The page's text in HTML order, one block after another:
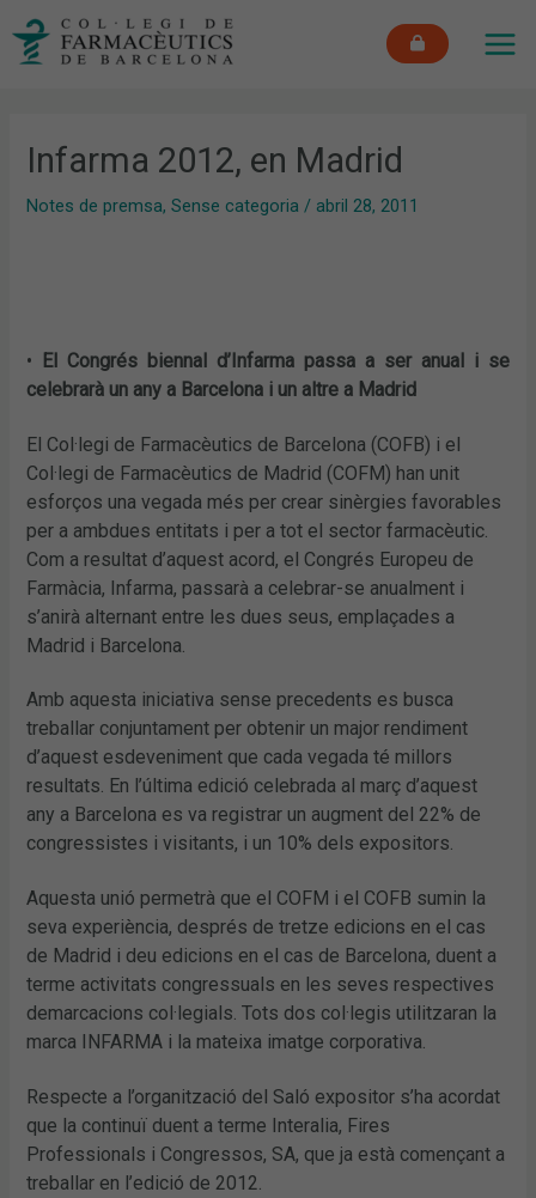
Infarma 2012, en Madrid
Notes de premsa,Sense categoria / abril 28, 2011
•
El Congrés biennal d’Infarma passa a ser anual i se
celebrarà un any a Barcelona i un altre a Madrid
El Col·legi de Farmacèutics de Barcelona (COFB) i el
Col·legi de Farmacèutics de Madrid (COFM) han unit
esforços una vegada més per crear sinèrgies favorables
per a ambdues entitats i per a tot el sector farmacèutic.
Com a resultat d’aquest acord, el Congrés Europeu de
Farmàcia, Infarma, passarà a celebrar-se anualment i
s’anirà alternant entre les dues seus, emplaçades a
Madrid i Barcelona.
Amb aquesta iniciativa sense precedents es busca
treballar conjuntament per obtenir un major rendiment
d’aquest esdeveniment que cada vegada té millors
resultats. En l’última edició celebrada al març d’aquest
any a Barcelona es va registrar un augment del 22% de
congressistes i visitants, i un 10% dels expositors.
Aquesta unió permetrà que el COFM i el COFB sumin la
seva experiència, després de tretze edicions en el cas
de Madrid i deu edicions en el cas de Barcelona, duent a
terme activitats congressuals en les seves respectives
demarcacions col·legials. Tots dos col·legis utilitzaran la
marca INFARMA i la mateixa imatge corporativa.
Respecte a l’organització del Saló expositor s’ha acordat
que la continuï duent a terme Interalia, Fires
Professionals i Congressos, SA, que ja està començant a
treballar en l’edició de 2012.